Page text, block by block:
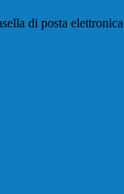
di posta